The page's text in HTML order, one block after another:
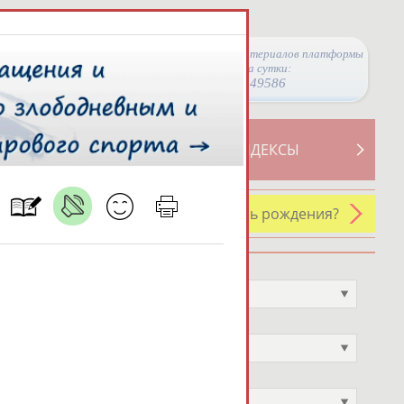
Просмотры материалов платформы
за сутки:
49586
СВОДНЫЕ ИНДЕКСЫ
У кого сегодня день рождения?